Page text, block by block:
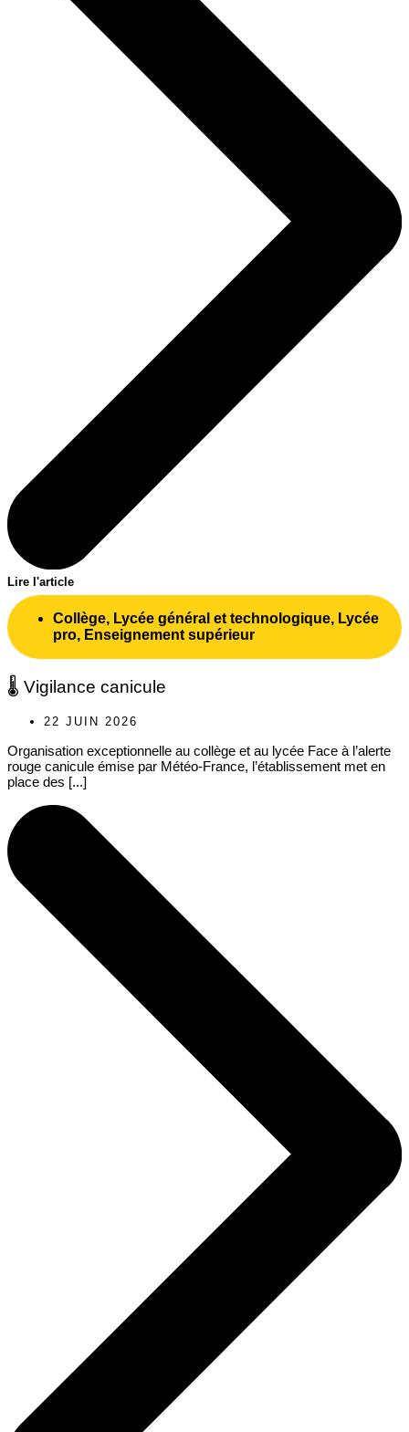
Lire l'article
Collège, Lycée général et technologique, Lycée
pro, Enseignement supérieur
🌡️ Vigilance canicule
22 JUIN 2026
Organisation exceptionnelle au collège et au lycée Face à l’alerte
rouge canicule émise par Météo-France, l’établissement met en
place des [...]